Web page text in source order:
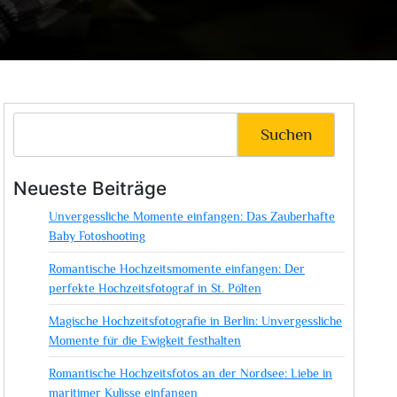
Suchen
Neueste Beiträge
Unvergessliche Momente einfangen: Das Zauberhafte
Baby Fotoshooting
Romantische Hochzeitsmomente einfangen: Der
perfekte Hochzeitsfotograf in St. Pölten
Magische Hochzeitsfotografie in Berlin: Unvergessliche
Momente für die Ewigkeit festhalten
Romantische Hochzeitsfotos an der Nordsee: Liebe in
maritimer Kulisse einfangen